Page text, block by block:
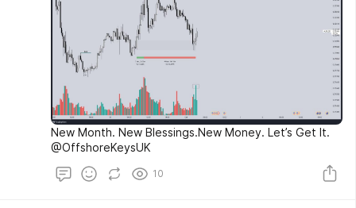
New Month. New Blessings.New Money. Let’s Get It.
@OffshoreKeysUK
10